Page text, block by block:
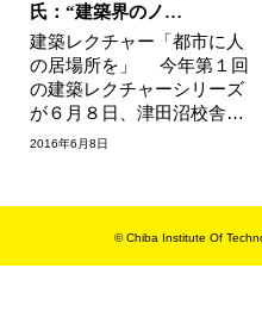
氏：“建築界のノ…
建築レクチャー「都市に人
の居場所を」 今年第１回
の建築レクチャーシリーズ
が６月８日、津田沼校舎で
開かれ、ヒルサイドテラス
2016年6月8日
© Chiba Institute Of